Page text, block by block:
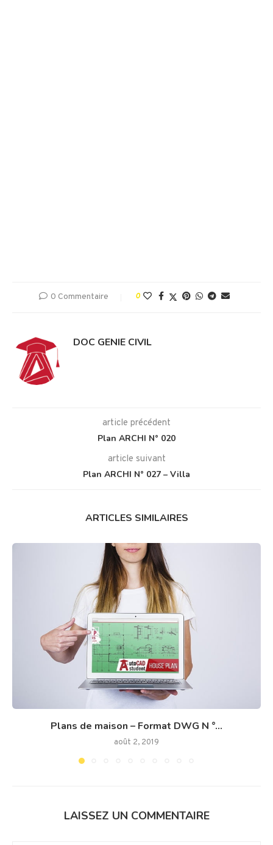
0 Commentaire 0
DOC GENIE CIVIL
article précédent
Plan ARCHI N° 020
article suivant
Plan ARCHI N° 027 – Villa
ARTICLES SIMILAIRES
Plans de maison – Format DWG N °...
août 2, 2019
LAISSEZ UN COMMENTAIRE